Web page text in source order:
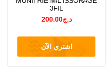
3FIL
د.ج200.00
اشتري الآن